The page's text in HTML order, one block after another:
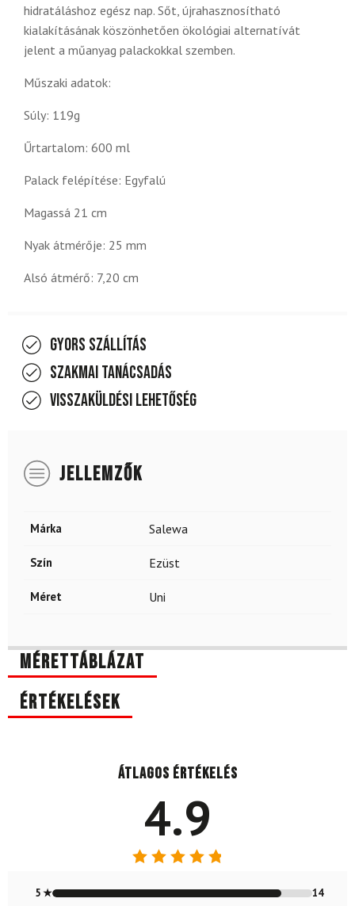
hidratáláshoz egész nap. Sőt, újrahasznosítható
kialakításának köszönhetően ökológiai alternatívát
jelent a műanyag palackokkal szemben.
Műszaki adatok:
Súly: 119g
Űrtartalom: 600 ml
Palack felépítése: Egyfalú
Magassá 21 cm
Nyak átmérője: 25 mm
Alsó átmérő: 7,20 cm
Gyors szállítás
Szakmai tanácsadás
Visszaküldési lehetőség
JELLEMZŐK
Márka Salewa
Szín Ezüst
Méret Uni
Mérettáblázat
Értékelések
Átlagos értékelés
4.9
4.88/ 5
5 ★ 14